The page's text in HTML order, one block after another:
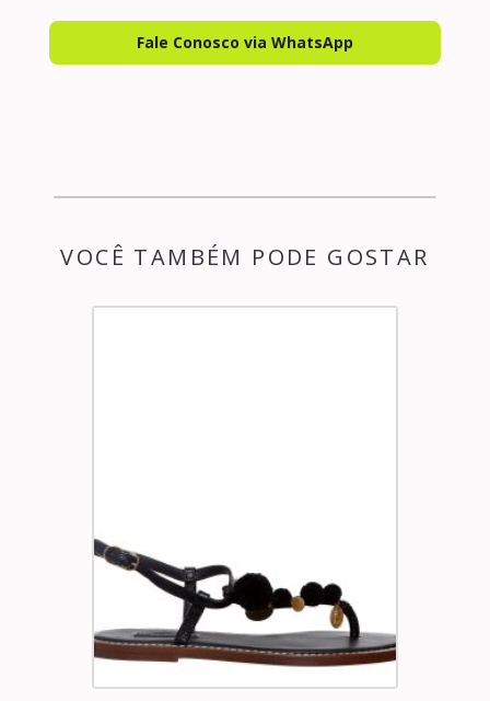
Fale Conosco via WhatsApp
VOCÊ TAMBÉM PODE GOSTAR